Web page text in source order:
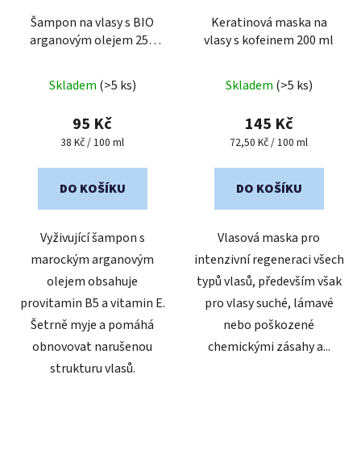
Šampon na vlasy s BIO
arganovým olejem 250
Skladem (>5 ks)
95 Kč
Měrná
38 Kč / 100 ml
DO KOŠÍKU
Vyživující šampon s
marockým arganovým
olejem obsahuje
provitamin B5 a vitamin E.
Šetrně myje a pomáhá
obnovovat narušenou
strukturu vlasů.
Keratinová maska na
vlasy s kofeinem 200 ml
Skladem (>5 ks)
145 Kč
Měrná
72,50 Kč / 100 ml
DO KOŠÍKU
Vlasová maska pro
intenzivní regeneraci všech
typů vlasů, především však
pro vlasy suché, lámavé
nebo poškozené
chemickými zásahy a...